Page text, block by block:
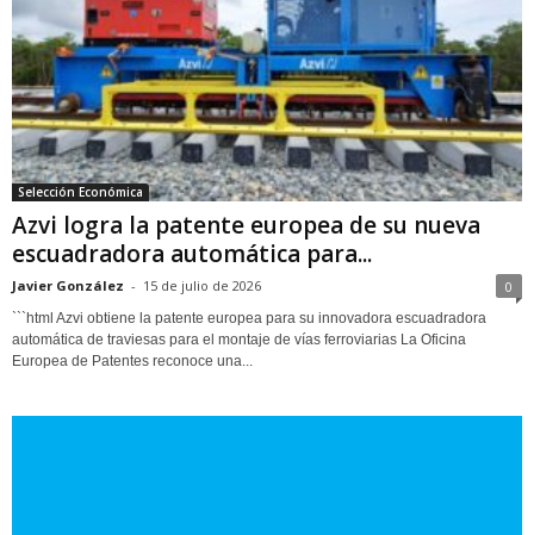
Selección Económica
Azvi logra la patente europea de su nueva
escuadradora automática para...
Javier González - 15 de julio de 2026 0
```html Azvi obtiene la patente europea para su innovadora escuadradora
automática de traviesas para el montaje de vías ferroviarias La Oficina
Europea de Patentes reconoce una...